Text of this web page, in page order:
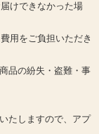
けできなかった場
用をご負担いただき
品の紛失・盗難・事
たしますので、アプ